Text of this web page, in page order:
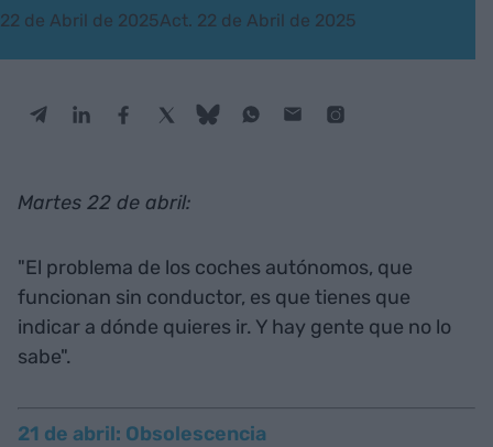
22 de Abril de 2025Act. 22 de Abril de 2025
Martes 22 de abril:
"El problema de los coches autónomos, que
funcionan sin conductor, es que tienes que
indicar a dónde quieres ir. Y hay gente que no lo
sabe".
21 de abril: Obsolescencia